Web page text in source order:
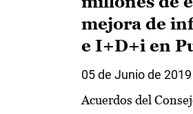
mejora de
e I+D+i en
05 de Junio de 2019
Acuerdos del